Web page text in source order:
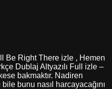
Be Right There izle , Hemen
Dublaj Altyazılı Full izle –
bakmaktır. Nadiren
bile bunu nasıl harcayacağını